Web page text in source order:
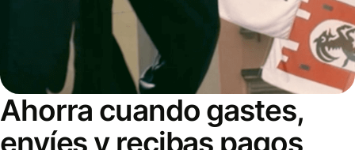
Ahorra cuando gastes,
envíes y recibas pagos